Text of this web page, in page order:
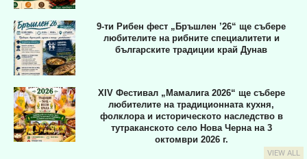
9-ти Рибен фест „Бръшлен ’26“ ще събере
любителите на рибните специалитети и
българските традиции край Дунав
XIV Фестивал „Мамалига 2026“ ще събере
любителите на традиционната кухня,
фолклора и историческото наследство в
тутраканското село Нова Черна на 3
октомври 2026 г.
VIEW ALL